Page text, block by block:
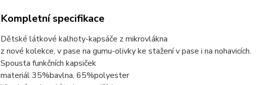
Kompletní specifikace
Dětské látkové kalhoty-kapsáče z mikrovlákna
z nové kolekce, v pase na gumu-olivky ke stažení v pase i na nohavicích.
Spousta funkčních kapsiček
materiál 35%bavlna, 65%polyester